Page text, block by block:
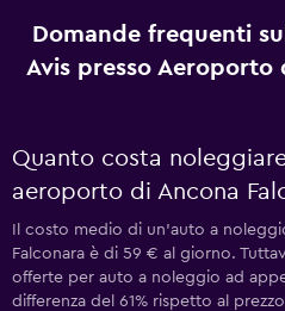
Domande frequenti
Avis presso Aeroporto
Quanto costa
aeroporto di Ancona
Il costo medio di un'auto a
Falconara è di 59 € al giorno.
offerte per auto a noleggio ad
differenza del 61% rispetto al